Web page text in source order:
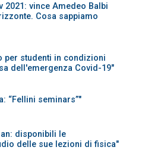
2021: vince Amedeo Balbi
Cosa sappiamo
per studenti in condizioni
dell'emergenza Covid-19"
“Fellini seminars”"
disponibili le
delle sue lezioni di fisica"